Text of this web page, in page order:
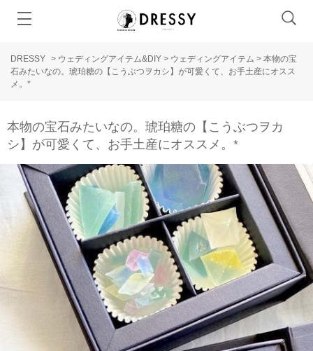
DRESSY > ウェディングアイテム&DIY > ウェディングアイテム > 本物の宝
石みたいなの。琥珀糖の【こうぶつヲカシ】が可愛くて、お手土産にオスス
メ。*
本物の宝石みたいなの。琥珀糖の【こうぶつヲカ
シ】が可愛くて、お手土産にオススメ。*